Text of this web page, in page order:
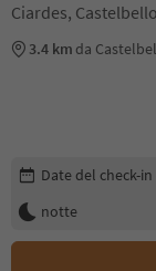
Ciardes,
3.4 km da
Modifica i dettagli
Date del check-
notte